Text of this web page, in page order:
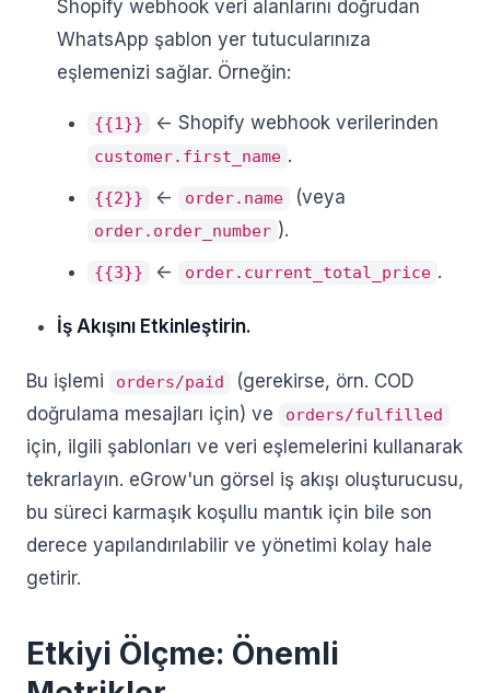
Shopify webhook veri alanlarını doğrudan
WhatsApp şablon yer tutucularınıza
eşlemenizi sağlar. Örneğin:
{{1}} <- Shopify webhook verilerinden
customer.first_name .
{{2}} <- order.name (veya
order.order_number ).
{{3}} <- order.current_total_price .
İş Akışını Etkinleştirin.
Bu işlemi orders/paid
(gerekirse, örn. COD
doğrulama mesajları için) ve
orders/fulfilled
için, ilgili şablonları ve veri eşlemelerini kullanarak
tekrarlayın. eGrow'un görsel iş akışı oluşturucusu,
bu süreci karmaşık koşullu mantık için bile son
derece yapılandırılabilir ve yönetimi kolay hale
getirir.
Etkiyi Ölçme: Önemli